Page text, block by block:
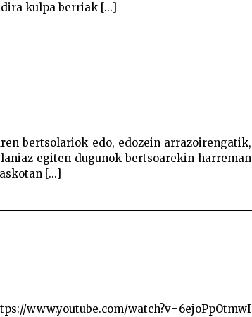
kulpa berriak [...]
bertsolariok edo, edozein arrazoirengatik,
egiten dugunok bertsoarekin harreman
[...]
www.youtube.com/watch?v=6ejoPpOtmwI